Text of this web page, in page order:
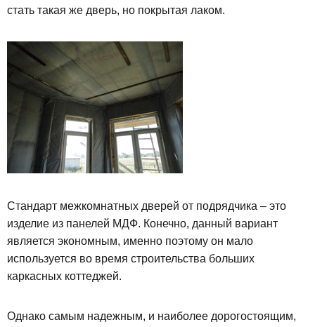
стать такая же дверь, но покрытая лаком.
Стандарт межкомнатных дверей от подрядчика – это
изделие из панелей МДФ. Конечно, данный вариант
является экономным, именно поэтому он мало
используется во время строительства больших
каркасных коттеджей.
Однако самым надежным, и наиболее дорогостоящим,